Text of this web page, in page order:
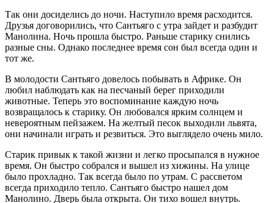
Так они досиделись до ночи. Наступило время расходится.
Друзья договорились, что Сантьяго с утра зайдет и разбудит
Манолина. Ночь прошла быстро. Раньше старику снились
разные сны. Однако последнее время сон был всегда один и
тот же.
В молодости Сантьяго довелось побывать в Африке. Он
любил наблюдать как на песчаный берег приходили
животные. Теперь это воспоминание каждую ночь
возвращалось к старику. Он любовался ярким солнцем и
невероятным пейзажем. На желтый песок выходили львята,
они начинали играть и резвиться. Это выглядело очень мило.
Старик привык к такой жизни и легко просыпался в нужное
время. Он быстро собрался и вышел из хижины. На улице
было прохладно. Так всегда было по утрам. С рассветом
всегда приходило тепло. Сантьяго быстро нашел дом
Манолино. Дверь была открыта. Он тихо вошел внутрь.